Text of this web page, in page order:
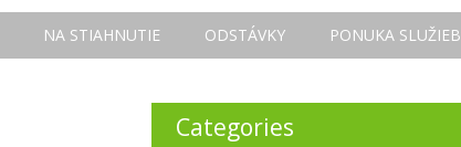
NA STIAHNUTIE ODSTÁVKY PONUKA SLUŽIEB
Categories